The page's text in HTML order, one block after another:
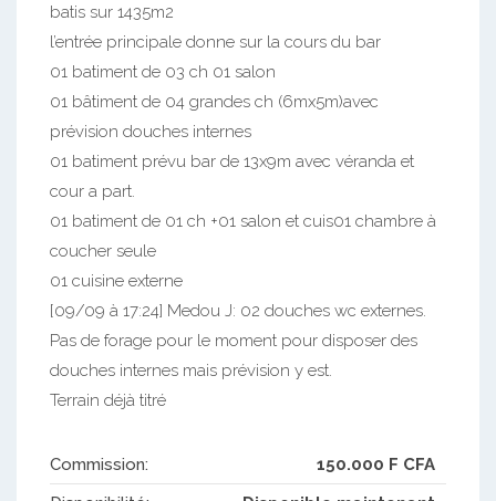
batis sur 1435m2
l’entrée principale donne sur la cours du bar
01 batiment de 03 ch 01 salon
01 bâtiment de 04 grandes ch (6mx5m)avec
prévision douches internes
01 batiment prévu bar de 13x9m avec véranda et
cour a part.
01 batiment de 01 ch +01 salon et cuis01 chambre à
coucher seule
01 cuisine externe
[09/09 à 17:24] Medou J: 02 douches wc externes.
Pas de forage pour le moment pour disposer des
douches internes mais prévision y est.
Terrain déjà titré
Commission:
150.000 F CFA